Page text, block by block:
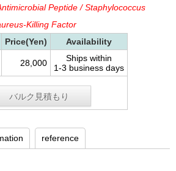
Peptide / Staphylococcus
Killing Factor
Price(Yen) Availability
28,000
Ships within
1-3 business days
バルク見積もり
reference